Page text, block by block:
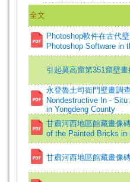
全文
Photoshop軟件在古代
Photoshop Software in
引起莫高窟第351窟壁
永登魯土司衙門壁畫調
Nondestructive In -
in Yongdeng County
甘肅河西地區館藏畫像
of the Painted Bricks in
甘肅河西地區館藏畫像